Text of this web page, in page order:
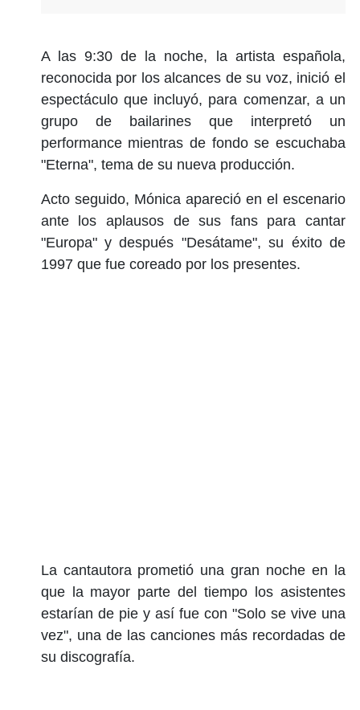
A las 9:30 de la noche, la artista española,
reconocida por los alcances de su voz, inició el
espectáculo que incluyó, para comenzar, a un
grupo de bailarines que interpretó un
performance mientras de fondo se escuchaba
"Eterna", tema de su nueva producción.
Acto seguido, Mónica apareció en el escenario
ante los aplausos de sus fans para cantar
"Europa" y después "Desátame", su éxito de
1997 que fue coreado por los presentes.
La cantautora prometió una gran noche en la
que la mayor parte del tiempo los asistentes
estarían de pie y así fue con "Solo se vive una
vez", una de las canciones más recordadas de
su discografía.